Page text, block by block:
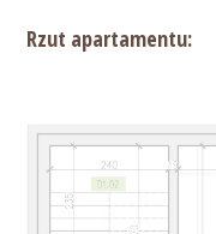
Rzut apartamentu: